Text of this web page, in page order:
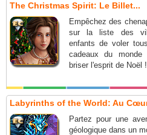
The Christmas Spirit: Le Billet...
Empêchez des
sur la liste des
enfants de voler
cadeaux du monde
briser l'esprit de Noël !
Labyrinths of the World: Au
Partez pour une
géologique dans un